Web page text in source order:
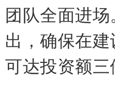
团队全面进
出，确保在
可达投资额